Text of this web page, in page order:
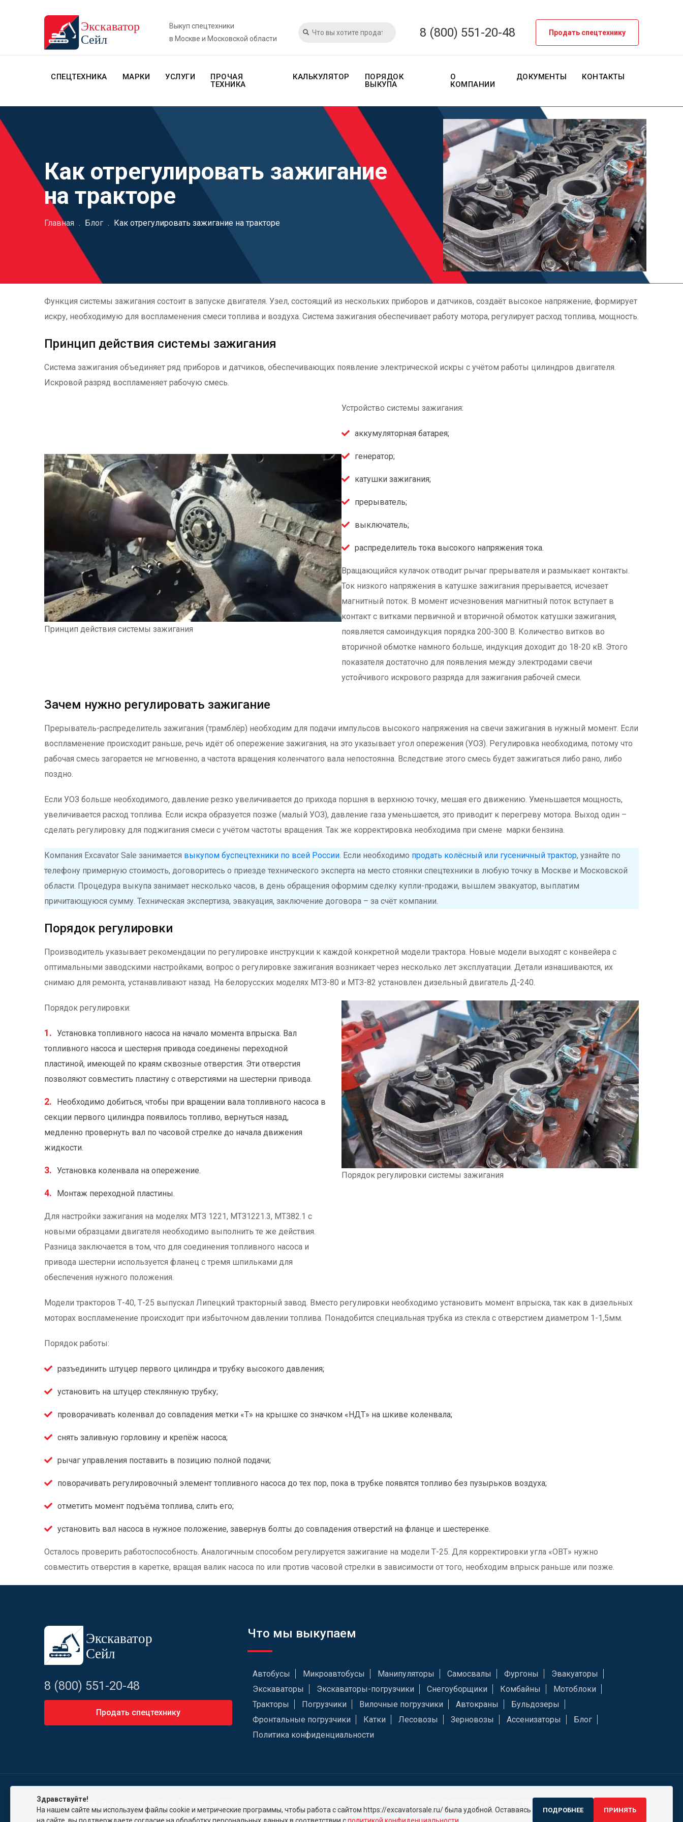
Выкуп спецтехники
в Москве и Московской области
8 (800) 551-20-48 Продать спецтехнику
СПЕЦТЕХНИКА МАРКИ УСЛУГИ
ПРОЧАЯ
ТЕХНИКА
КАЛЬКУЛЯТОР
ПОРЯДОК
ВЫКУПА
О
КОМПАНИИ
ДОКУМЕНТЫ КОНТАКТЫ
Как отрегулировать зажигание
на тракторе
Главная . Блог . Как отрегулировать зажигание на тракторе
Функция системы зажигания состоит в запуске двигателя. Узел, состоящий из нескольких приборов и датчиков, создаёт высокое напряжение, формирует
искру, необходимую для воспламенения смеси топлива и воздуха. Система зажигания обеспечивает работу мотора, регулирует расход топлива, мощность.
Принцип действия системы зажигания
Система зажигания объединяет ряд приборов и датчиков, обеспечивающих появление электрической искры с учётом работы цилиндров двигателя.
Искровой разряд воспламеняет рабочую смесь.
Принцип действия системы зажигания
Устройство системы зажигания:
аккумуляторная батарея;
генератор;
катушки зажигания;
прерыватель;
выключатель;
распределитель тока высокого напряжения тока.
Вращающийся кулачок отводит рычаг прерывателя и размыкает контакты.
Ток низкого напряжения в катушке зажигания прерывается, исчезает
магнитный поток. В момент исчезновения магнитный поток вступает в
контакт с витками первичной и вторичной обмоток катушки зажигания,
появляется самоиндукция порядка 200-300 В. Количество витков во
вторичной обмотке намного больше, индукция доходит до 18-20 кВ. Этого
показателя достаточно для появления между электродами свечи
устойчивого искрового разряда для зажигания рабочей смеси.
Зачем нужно регулировать зажигание
Прерыватель-распределитель зажигания (трамблёр) необходим для подачи импульсов высокого напряжения на свечи зажигания в нужный момент. Если
воспламенение происходит раньше, речь идёт об опережение зажигания, на это указывает угол опережения (УОЗ). Регулировка необходима, потому что
рабочая смесь загорается не мгновенно, а частота вращения коленчатого вала непостоянна. Вследствие этого смесь будет зажигаться либо рано, либо
поздно.
Если УОЗ больше необходимого, давление резко увеличивается до прихода поршня в верхнюю точку, мешая его движению. Уменьшается мощность,
увеличивается расход топлива. Если искра образуется позже (малый УОЗ), давление газа уменьшается, это приводит к перегреву мотора. Выход один –
сделать регулировку для поджигания смеси с учётом частоты вращения. Так же корректировка необходима при смене марки бензина.
Компания Excavator Sale занимается выкупом буспецтехники по всей России. Если необходимо продать колёсный или гусеничный трактор, узнайте по
телефону примерную стоимость, договоритесь о приезде технического эксперта на место стоянки спецтехники в любую точку в Москве и Московской
области. Процедура выкупа занимает несколько часов, в день обращения оформим сделку купли-продажи, вышлем эвакуатор, выплатим
причитающуюся сумму. Техническая экспертиза, эвакуация, заключение договора – за счёт компании.
Порядок регулировки
Производитель указывает рекомендации по регулировке инструкции к каждой конкретной модели трактора. Новые модели выходят с конвейера с
оптимальными заводскими настройками, вопрос о регулировке зажигания возникает через несколько лет эксплуатации. Детали изнашиваются, их
снимаю для ремонта, устанавливают назад. На белорусских моделях МТЗ-80 и МТЗ-82 установлен дизельный двигатель Д-240.
Порядок регулировки:
Установка топливного насоса на начало момента впрыска. Вал
топливного насоса и шестерня привода соединены переходной
пластиной, имеющей по краям сквозные отверстия. Эти отверстия
позволяют совместить пластину с отверстиями на шестерни привода.
Необходимо добиться, чтобы при вращении вала топливного насоса в
секции первого цилиндра появилось топливо, вернуться назад,
медленно провернуть вал по часовой стрелке до начала движения
жидкости.
Установка коленвала на опережение.
Монтаж переходной пластины.
Для настройки зажигания на моделях МТЗ 1221, МТЗ1221.3, МТЗ82.1 с
новыми образцами двигателя необходимо выполнить те же действия.
Разница заключается в том, что для соединения топливного насоса и
привода шестерни используется фланец с тремя шпильками для
обеспечения нужного положения.
Порядок регулировки системы зажигания
Модели тракторов Т-40, Т-25 выпускал Липецкий тракторный завод. Вместо регулировки необходимо установить момент впрыска, так как в дизельных
моторах воспламенение происходит при избыточном давлении топлива. Понадобится специальная трубка из стекла с отверстием диаметром 1-1,5мм.
Порядок работы:
разъединить штуцер первого цилиндра и трубку высокого давления;
установить на штуцер стеклянную трубку;
проворачивать коленвал до совпадения метки «Т» на крышке со значком «НДТ» на шкиве коленвала;
снять заливную горловину и крепёж насоса;
рычаг управления поставить в позицию полной подачи;
поворачивать регулировочный элемент топливного насоса до тех пор, пока в трубке появятся топливо без пузырьков воздуха;
отметить момент подъёма топлива, слить его;
установить вал насоса в нужное положение, завернув болты до совпадения отверстий на фланце и шестеренке.
Осталось проверить работоспособность. Аналогичным способом регулируется зажигание на модели Т-25. Для корректировки угла «ОВТ» нужно
совместить отверстия в каретке, вращая валик насоса по или против часовой стрелки в зависимости от того, необходим впрыск раньше или позже.
8 (800) 551-20-48
Продать спецтехнику
Что мы выкупаем
Автобусы Микроавтобусы Манипуляторы Самосвалы Фургоны
Эвакуаторы
Экскаваторы
Экскаваторы-погрузчики Снегоуборщики Комбайны
Мотоблоки
Тракторы
Погрузчики Вилочные погрузчики Автокраны
Бульдозеры
Фронтальные погрузчики
Катки Лесовозы Зерновозы Ассенизаторы
Блог
Политика конфиденциальности
Excavator Sale (Экскаватор Сейл) в Москве © 2026
Создание и продвижение сайтаKuleshov.Studio
ИНН: 9721067022 КПП: 771501001 ОГРН: 1187746579778
Здравствуйте!
На нашем сайте мы используем файлы cookie и метрические программы, чтобы работа с сайтом https://excavatorsale.ru/ была удобной. Оставаясь
ПОДРОБНЕЕ ПРИНЯТЬ